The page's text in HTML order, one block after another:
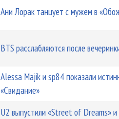
Ани Лорак танцует с мужем в
BTS расслабляются после
Alessa Majik и sp84 показали
«Свидание»
U2 выпустили «Street of Dreams» и